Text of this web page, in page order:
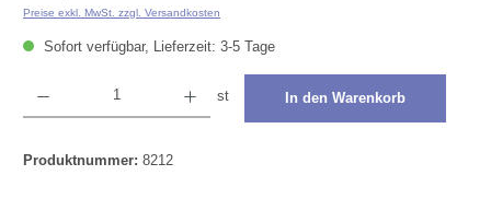
Preise exkl. MwSt. zzgl. Versandkosten
Sofort verfügbar, Lieferzeit: 3-5 Tage
st In den Warenkorb
Produktnummer: 8212